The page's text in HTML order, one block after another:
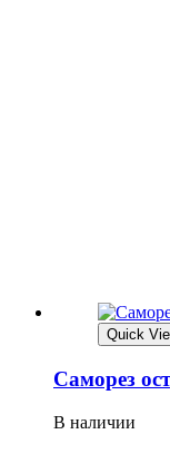
Quick
Саморез
В наличии